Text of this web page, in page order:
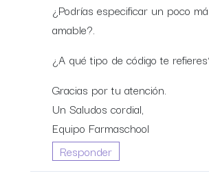
¿Podrías especificar un poco
amable?.
¿A qué tipo de código te
Gracias por tu atención.
Un Saludos cordial,
Equipo Farmaschool
Responder